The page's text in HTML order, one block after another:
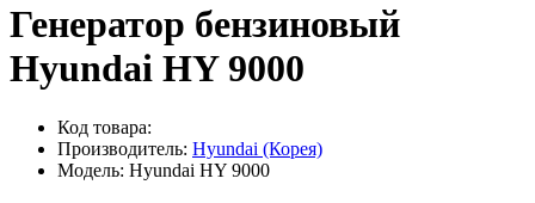
Генератор бензиновый
Hyundai HY 9000
Код товара:
Производитель: Hyundai (Корея)
Модель: Hyundai HY 9000